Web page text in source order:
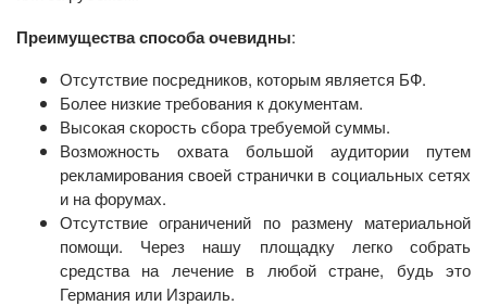
Преимущества способа очевидны:
Отсутствие посредников, которым является БФ.
Более низкие требования к документам.
Высокая скорость сбора требуемой суммы.
Возможность охвата большой аудитории путем
рекламирования своей странички в социальных сетях
и на форумах.
Отсутствие ограничений по размену материальной
помощи. Через нашу площадку легко собрать
средства на лечение в любой стране, будь это
Германия или Израиль.